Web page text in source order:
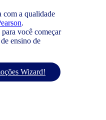
com a qualidade
.
você começar
ensino de
Wizard!